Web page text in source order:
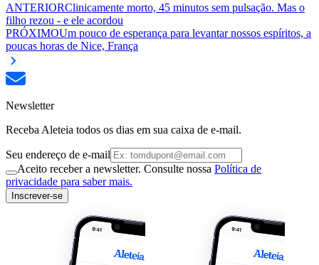
ANTERIORClinicamente morto, 45 minutos sem pulsação. Mas o
filho rezou - e ele acordou
PRÓXIMOUm pouco de esperança para levantar nossos espíritos, a
poucas horas de Nice, França
Newsletter
Receba Aleteia todos os dias em sua caixa de e-mail.
Seu endereço de e-mail
Aceito receber a newsletter. Consulte nossa Política de
privacidade para saber mais.
Inscrever-se